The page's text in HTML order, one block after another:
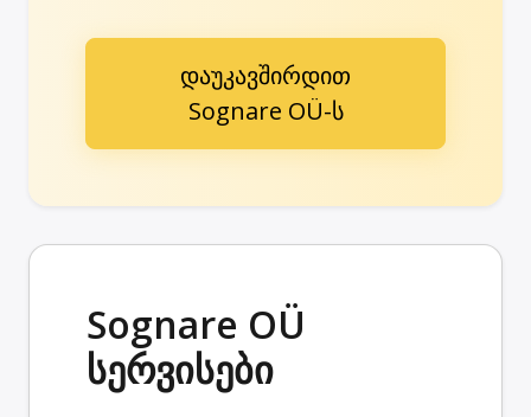
დაუკავშირდით
Sognare OÜ-ს
Sognare OÜ
სერვისები